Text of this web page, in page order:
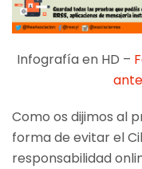
Infografía en HD –
Como os dijimos al
forma de evitar el
responsabilidad